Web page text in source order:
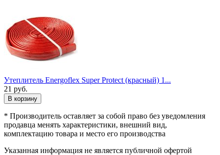
Утеплитель Energoflex Super Protect (красный) 1...
21 руб.
В корзину
* Производитель оставляет за собой право без уведомления
продавца менять характеристики, внешний вид,
комплектацию товара и место его производства
Указанная информация не является публичной офертой